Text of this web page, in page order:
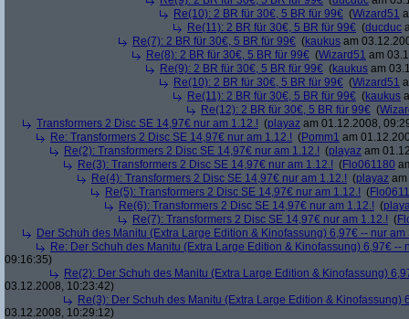
Re(10): 2 BR für 30€, 5 BR für 99€ (Wizard51
Re(11): 2 BR für 30€, 5 BR für 99€ (ducduc
Re(7): 2 BR für 30€, 5 BR für 99€ (kaukus am
Re(8): 2 BR für 30€, 5 BR für 99€ (Wizard51 am
Re(9): 2 BR für 30€, 5 BR für 99€ (kaukus am
Re(10): 2 BR für 30€, 5 BR für 99€ (Wizard51
Re(11): 2 BR für 30€, 5 BR für 99€ (kaukus
Re(12): 2 BR für 30€, 5 BR für 99€ (
Transformers 2 Disc SE 14,97€ nur am 1.12.! (playaz am 01.12.2008,
Re: Transformers 2 Disc SE 14,97€ nur am 1.12.! (Pomm1 am
Re(2): Transformers 2 Disc SE 14,97€ nur am 1.12.! (playaz am
Re(3): Transformers 2 Disc SE 14,97€ nur am 1.12.! (Flo061180
Re(4): Transformers 2 Disc SE 14,97€ nur am 1.12.! (playaz
Re(5): Transformers 2 Disc SE 14,97€ nur am 1.12.! (
Re(6): Transformers 2 Disc SE 14,97€ nur am 1.12.! (
Re(7): Transformers 2 Disc SE 14,97€ nur am 1.12.! (
Der Schuh des Manitu (Extra Large Edition & Kinofassung) 6,97€ -- nur am
Re: Der Schuh des Manitu (Extra Large Edition & Kinofassung) 6,97€ --
09:16:35)
Re(2): Der Schuh des Manitu (Extra Large Edition & Kinofassung)
03.12.2008, 10:23:42)
Re(3): Der Schuh des Manitu (Extra Large Edition & Kinofassung)
03.12.2008, 10:29:12)